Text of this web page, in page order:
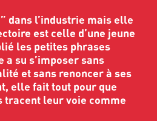
dans l’industrie mais elle
est celle d’une jeune
les petites phrases
su s’imposer sans
et sans renoncer à ses
elle fait tout pour que
tracent leur voie comme